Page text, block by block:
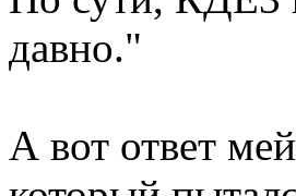
давно."
А вот ответ